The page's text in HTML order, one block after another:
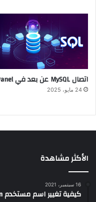
اتصال MySQL عن بعد في cPanel
24 مايو، 2025
الأكثر مشاهدة
16 سبتمبر، 2021
كيفية تغيير اسم مستخدم WordPress Admin؟